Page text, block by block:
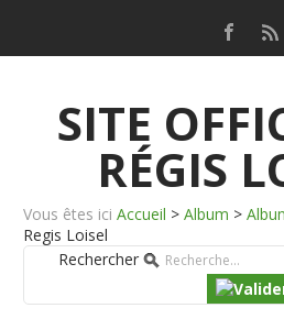
SITE
RÉGIS
Vous êtes ici Accueil > Album >
Regis Loisel
Rechercher